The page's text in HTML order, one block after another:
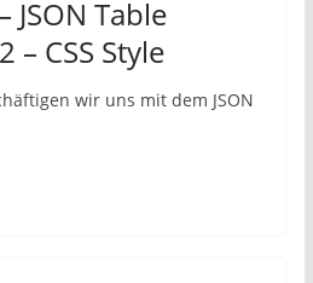
JSON Table
– CSS Style
wir uns mit dem JSON